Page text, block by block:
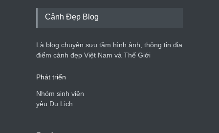
Cảnh Đẹp Blog
Là blog chuyên sưu tầm hình ảnh, thông tin địa
điểm cảnh đẹp Việt Nam và Thế Giới
Phát triển
Nhóm sinh viên
yêu Du Lịch